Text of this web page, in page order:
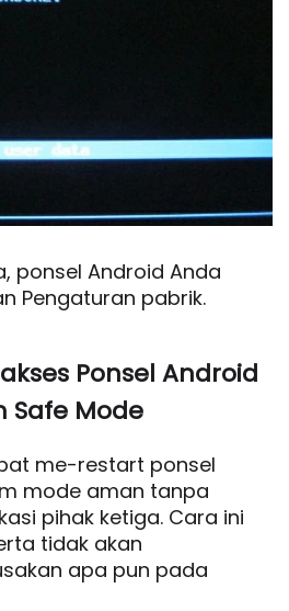
ponsel Android Anda
Pengaturan pabrik.
Ponsel Android
Safe Mode
me-restart ponsel
mode aman tanpa
pihak ketiga. Cara ini
tidak akan
apa pun pada